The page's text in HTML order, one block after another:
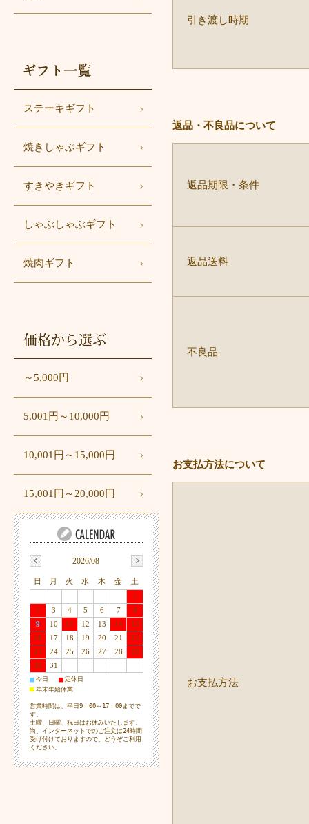
引き渡し時期
返品・不良品について
返品期限・条件
返品送料
不良品
お支払方法について
お支払方法
ギフト一覧
ステーキギフト
焼きしゃぶギフト
すきやきギフト
しゃぶしゃぶギフト
焼肉ギフト
～5,000円
5,001円～10,000円
10,001円～15,000円
15,001円～20,000円
2026/08
日 月 火 水 木 金
土
1
2
3 4 5 6 7
8
9
10 11 12 13 14
15
16
17 18 19 20 21
22
23
24 25 26 27 28
29
30
31
■ 今日 ■ 定休日
■ 年末年始休業
営業時間は、平日9：00～17：00までで
す。
土曜、日曜、祝日はお休みいたします。
尚、インターネットでのご注文は24時間
受け付けておりますので、どうぞご利用
ください。